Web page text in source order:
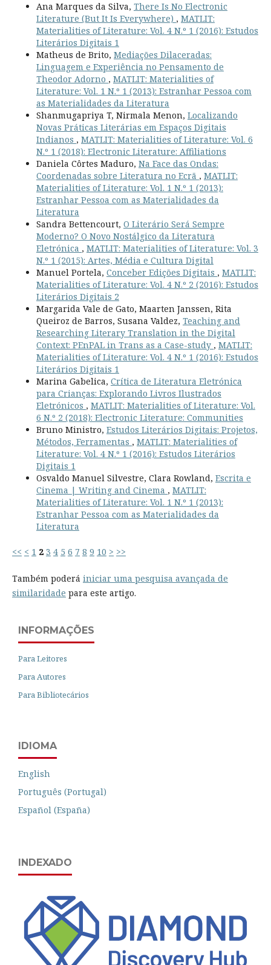
Ana Marques da Silva, There Is No Electronic
Literature (But It Is Everywhere) , MATLIT:
Materialities of Literature: Vol. 4 N.º 1 (2016): Estudos
Literários Digitais 1
Matheus de Brito, Mediações Dilaceradas:
Linguagem e Experiência no Pensamento de
Theodor Adorno , MATLIT: Materialities of
Literature: Vol. 1 N.º 1 (2013): Estranhar Pessoa com
as Materialidades da Literatura
Shanmugapriya T, Nirmala Menon, Localizando
Novas Práticas Literárias em Espaços Digitais
Indianos , MATLIT: Materialities of Literature: Vol. 6
N.º 1 (2018): Electronic Literature: Affiliations
Daniela Côrtes Maduro, Na Face das Ondas:
Coordenadas sobre Literatura no Ecrã , MATLIT:
Materialities of Literature: Vol. 1 N.º 1 (2013):
Estranhar Pessoa com as Materialidades da
Literatura
Sandra Bettencourt, O Literário Será Sempre
Moderno? O Novo Nostálgico da Literatura
Eletrónica , MATLIT: Materialities of Literature: Vol. 3
N.º 1 (2015): Artes, Média e Cultura Digital
Manuel Portela, Conceber Edições Digitais , MATLIT:
Materialities of Literature: Vol. 4 N.º 2 (2016): Estudos
Literários Digitais 2
Margarida Vale de Gato, Maarten Janssen, Rita
Queiroz de Barros, Susana Valdez, Teaching and
Researching Literary Translation in the Digital
Context: PEnPAL in Trans as a Case-study , MATLIT:
Materialities of Literature: Vol. 4 N.º 1 (2016): Estudos
Literários Digitais 1
Marina Gabelica, Crítica de Literatura Eletrónica
para Crianças: Explorando Livros Ilustrados
Eletrónicos , MATLIT: Materialities of Literature: Vol.
6 N.º 2 (2018): Electronic Literature: Communities
Bruno Ministro, Estudos Literários Digitais: Projetos,
Métodos, Ferramentas , MATLIT: Materialities of
Literature: Vol. 4 N.º 1 (2016): Estudos Literários
Digitais 1
Osvaldo Manuel Silvestre, Clara Rowland, Escrita e
Cinema | Writing and Cinema , MATLIT:
Materialities of Literature: Vol. 1 N.º 1 (2013):
Estranhar Pessoa com as Materialidades da
Literatura
<< < 1 2 3 4 5 6 7 8 9 10 > >>
Também poderá iniciar uma pesquisa avançada de
similaridade para este artigo.
INFORMAÇÕES
Para Leitores
Para Autores
Para Bibliotecários
IDIOMA
English
Português (Portugal)
Español (España)
INDEXADO